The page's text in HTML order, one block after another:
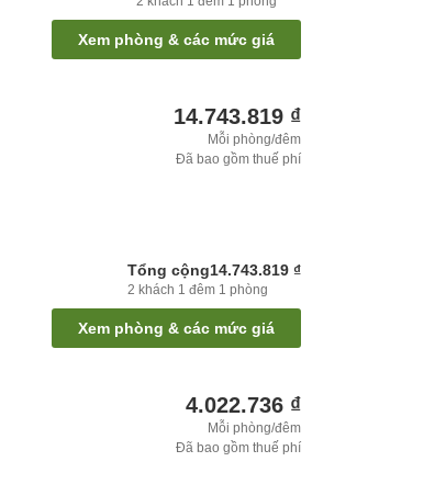
Xem phòng & các mức giá
14.743.819 ₫
Mỗi phòng/đêm
Đã bao gồm thuế phí
Tổng cộng14.743.819 ₫
2 khách 1 đêm 1 phòng
Xem phòng & các mức giá
4.022.736 ₫
Mỗi phòng/đêm
Đã bao gồm thuế phí